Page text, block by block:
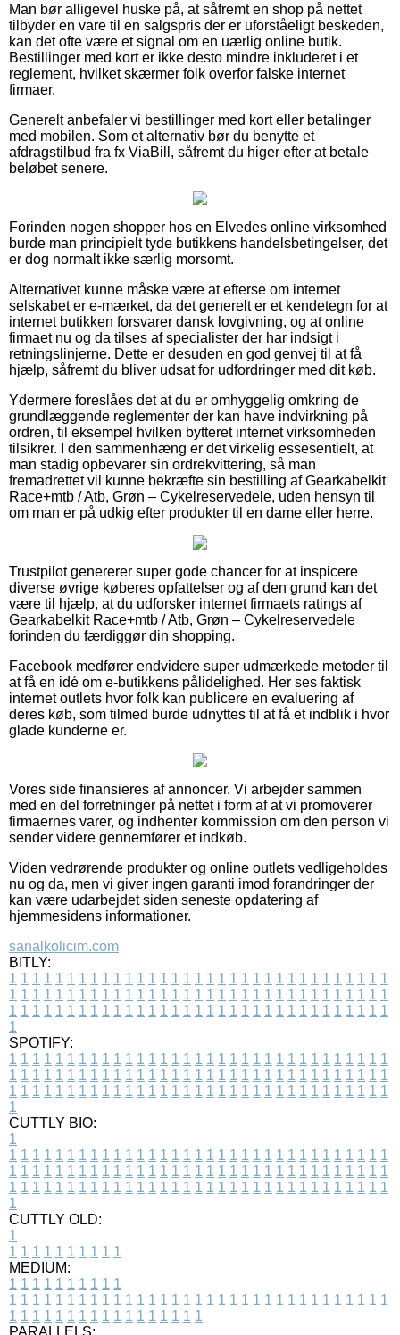
Man bør alligevel huske på, at såfremt en shop på nettet
tilbyder en vare til en salgspris der er uforståeligt beskeden,
kan det ofte være et signal om en uærlig online butik.
Bestillinger med kort er ikke desto mindre inkluderet i et
reglement, hvilket skærmer folk overfor falske internet
firmaer.
Generelt anbefaler vi bestillinger med kort eller betalinger
med mobilen. Som et alternativ bør du benytte et
afdragstilbud fra fx ViaBill, såfremt du higer efter at betale
beløbet senere.
Forinden nogen shopper hos en Elvedes online virksomhed
burde man principielt tyde butikkens handelsbetingelser, det
er dog normalt ikke særlig morsomt.
Alternativet kunne måske være at efterse om internet
selskabet er e-mærket, da det generelt er et kendetegn for at
internet butikken forsvarer dansk lovgivning, og at online
firmaet nu og da tilses af specialister der har indsigt i
retningslinjerne. Dette er desuden en god genvej til at få
hjælp, såfremt du bliver udsat for udfordringer med dit køb.
Ydermere foreslåes det at du er omhyggelig omkring de
grundlæggende reglementer der kan have indvirkning på
ordren, til eksempel hvilken bytteret internet virksomheden
tilsikrer. I den sammenhæng er det virkelig essesentielt, at
man stadig opbevarer sin ordrekvittering, så man
fremadrettet vil kunne bekræfte sin bestilling af Gearkabelkit
Race+mtb / Atb, Grøn – Cykelreservedele, uden hensyn til
om man er på udkig efter produkter til en dame eller herre.
Trustpilot genererer super gode chancer for at inspicere
diverse øvrige køberes opfattelser og af den grund kan det
være til hjælp, at du udforsker internet firmaets ratings af
Gearkabelkit Race+mtb / Atb, Grøn – Cykelreservedele
forinden du færdiggør din shopping.
Facebook medfører endvidere super udmærkede metoder til
at få en idé om e-butikkens pålidelighed. Her ses faktisk
internet outlets hvor folk kan publicere en evaluering af
deres køb, som tilmed burde udnyttes til at få et indblik i hvor
glade kunderne er.
Vores side finansieres af annoncer. Vi arbejder sammen
med en del forretninger på nettet i form af at vi promoverer
firmaernes varer, og indhenter kommission om den person vi
sender videre gennemfører et indkøb.
Viden vedrørende produkter og online outlets vedligeholdes
nu og da, men vi giver ingen garanti imod forandringer der
kan være udarbejdet siden seneste opdatering af
hjemmesidens informationer.
sanalkolicim.com
BITLY:
1 1 1 1 1 1 1 1 1 1 1 1 1 1 1 1 1 1 1 1 1 1 1 1 1 1 1 1 1 1 1 1 1
1 1 1 1 1 1 1 1 1 1 1 1 1 1 1 1 1 1 1 1 1 1 1 1 1 1 1 1 1 1 1 1 1
1 1 1 1 1 1 1 1 1 1 1 1 1 1 1 1 1 1 1 1 1 1 1 1 1 1 1 1 1 1 1 1 1
1
SPOTIFY:
1 1 1 1 1 1 1 1 1 1 1 1 1 1 1 1 1 1 1 1 1 1 1 1 1 1 1 1 1 1 1 1 1
1 1 1 1 1 1 1 1 1 1 1 1 1 1 1 1 1 1 1 1 1 1 1 1 1 1 1 1 1 1 1 1 1
1 1 1 1 1 1 1 1 1 1 1 1 1 1 1 1 1 1 1 1 1 1 1 1 1 1 1 1 1 1 1 1 1
1
CUTTLY BIO:
1
1 1 1 1 1 1 1 1 1 1 1 1 1 1 1 1 1 1 1 1 1 1 1 1 1 1 1 1 1 1 1 1 1
1 1 1 1 1 1 1 1 1 1 1 1 1 1 1 1 1 1 1 1 1 1 1 1 1 1 1 1 1 1 1 1 1
1 1 1 1 1 1 1 1 1 1 1 1 1 1 1 1 1 1 1 1 1 1 1 1 1 1 1 1 1 1 1 1 1
1
CUTTLY OLD:
1
1 1 1 1 1 1 1 1 1 1
MEDIUM:
1 1 1 1 1 1 1 1 1 1
1 1 1 1 1 1 1 1 1 1 1 1 1 1 1 1 1 1 1 1 1 1 1 1 1 1 1 1 1 1 1 1 1
1 1 1 1 1 1 1 1 1 1 1 1 1 1 1 1 1
PARALLELS: